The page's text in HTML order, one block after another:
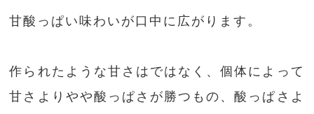
甘酸っぱい味わいが口中に広がります。
作られたような甘さはではなく、個体によって
甘さよりやや酸っぱさが勝つもの、酸っぱさよ